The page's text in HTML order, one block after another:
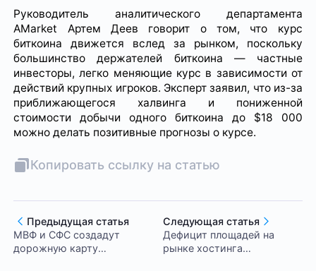
Руководитель аналитического департамента
AMarket Артем Деев говорит о том, что курс
биткоина движется вслед за рынком, поскольку
большинство держателей биткоина — частные
инвесторы, легко меняющие курс в зависимости от
действий крупных игроков. Эксперт заявил, что из-за
приближающегося халвинга и пониженной
стоимости добычи одного биткоина до $18 000
можно делать позитивные прогнозы о курсе.
Копировать ссылку на статью
Предыдущая статья
МВФ и СФС создадут
дорожную карту
Следующая статья
Дефицит площадей на
рынке хостинга